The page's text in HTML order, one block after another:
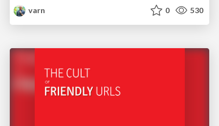
varn
0 530